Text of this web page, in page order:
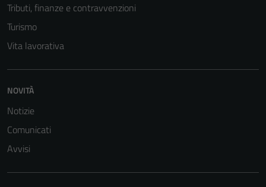
Tributi, finanze e contravvenzioni
Turismo
Vita lavorativa
NOVITÀ
Notizie
Comunicati
Avvisi